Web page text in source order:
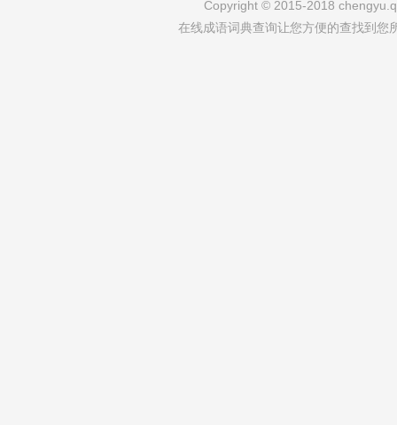
Copyright © 2015-2018
在线成语词典查询让您方便的查找到您